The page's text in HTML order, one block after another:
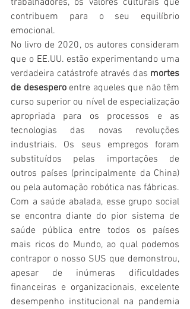
contribuem para o seu equilíbrio
emocional.
No livro de 2020, os autores consideram
que o EE.UU. estão experimentando uma
verdadeira catástrofe através das mortes
de desespero entre aqueles que não têm
curso superior ou nível de especialização
apropriada para os processos e as
tecnologias das novas revoluções
industriais. Os seus empregos foram
substituídos pelas importações de
outros países (principalmente da China)
ou pela automação robótica nas fábricas.
Com a saúde abalada, esse grupo social
se encontra diante do pior sistema de
saúde pública entre todos os países
mais ricos do Mundo, ao qual podemos
contrapor o nosso SUS que demonstrou,
apesar de inúmeras dificuldades
financeiras e organizacionais, excelente
desempenho institucional na pandemia